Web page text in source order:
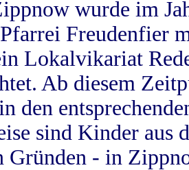
wurde im
Freudenfier
Lokalvikariat
Ab diesem
den
sind Kinder aus
Gründen - in